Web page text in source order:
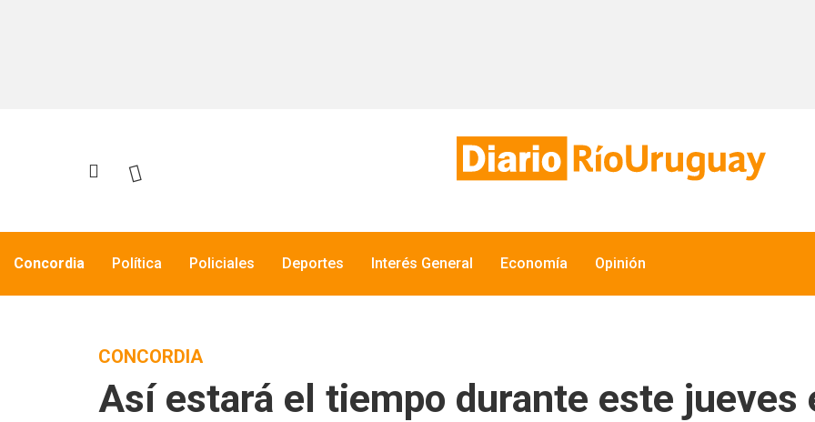
Concordia Política Policiales Deportes Interés General Economía Opinión
CONCORDIA
Así estará el tiempo durante este jueves